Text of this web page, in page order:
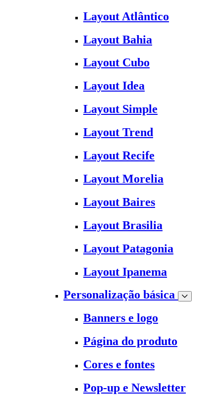
Layout Atlântico
Layout Bahia
Layout Cubo
Layout Idea
Layout Simple
Layout Trend
Layout Recife
Layout Morelia
Layout Baires
Layout Brasilia
Layout Patagonia
Layout Ipanema
Personalização básica
Banners e logo
Página do produto
Cores e fontes
Pop-up e Newsletter